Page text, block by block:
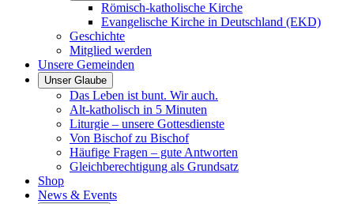
Römisch-katholische Kirche
Evangelische Kirche in Deutschland (EKD)
Geschichte
Mitglied werden
Unsere Gemeinden
Unser Glaube
Das Leben ist bunt. Wir auch.
Alt-katholisch in 5 Minuten
Liturgie – unsere Gottesdienste
Von Bischof zu Bischof
Häufige Fragen – gute Antworten
Gleichberechtigung als Grundsatz
Shop
News & Events